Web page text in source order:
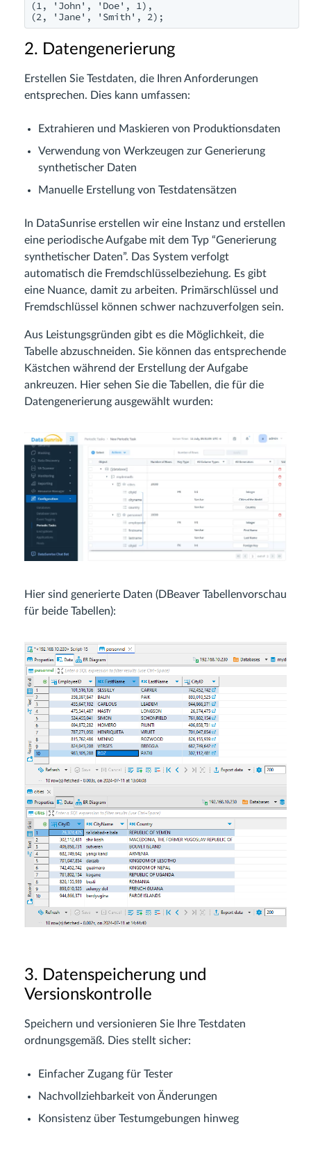
(1, 'John', 'Doe', 1),
(2, 'Jane', 'Smith', 2);
2. Datengenerierung
Erstellen Sie Testdaten, die Ihren Anforderungen
entsprechen. Dies kann umfassen:
Extrahieren und Maskieren von Produktionsdaten
Verwendung von Werkzeugen zur Generierung
synthetischer Daten
Manuelle Erstellung von Testdatensätzen
In DataSunrise erstellen wir eine Instanz und erstellen
eine periodische Aufgabe mit dem Typ “Generierung
synthetischer Daten”. Das System verfolgt
automatisch die Fremdschlüsselbeziehung. Es gibt
eine Nuance, damit zu arbeiten. Primärschlüssel und
Fremdschlüssel können schwer nachzuverfolgen sein.
Aus Leistungsgründen gibt es die Möglichkeit, die
Tabelle abzuschneiden. Sie können das entsprechende
Kästchen während der Erstellung der Aufgabe
ankreuzen. Hier sehen Sie die Tabellen, die für die
Datengenerierung ausgewählt wurden:
Hier sind generierte Daten (DBeaver Tabellenvorschau
für beide Tabellen):
3. Datenspeicherung und
Versionskontrolle
Speichern und versionieren Sie Ihre Testdaten
ordnungsgemäß. Dies stellt sicher:
Einfacher Zugang für Tester
Nachvollziehbarkeit von Änderungen
Konsistenz über Testumgebungen hinweg